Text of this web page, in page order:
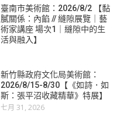
臺南市美術館：2026/8/2 【黏
膩關係：內餡 // 縫隙展覽｜藝
術家講座 場次1｜縫隙中的生
活與融入】
新竹縣政府文化局美術館：
2026/8/15-8/30【《如詩．如
斯：張平沼收藏精華》特展】
七月 31, 2026